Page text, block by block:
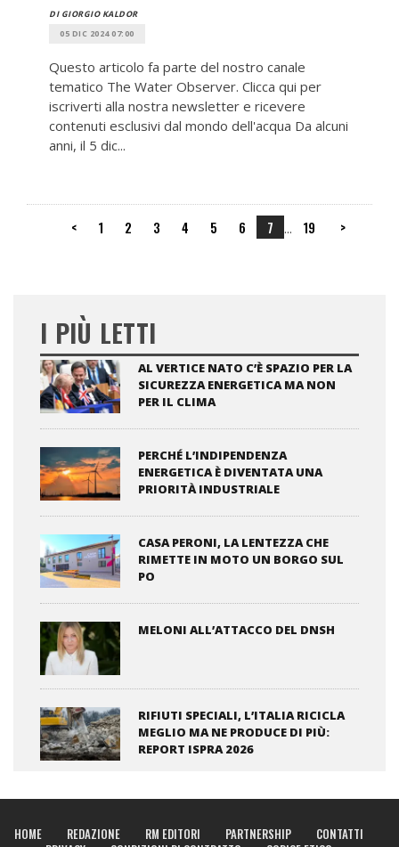
DI GIORGIO KALDOR
05 DIC 2024 07:00
Questo articolo fa parte del nostro canale
tematico The Water Observer. Clicca qui per
iscriverti alla nostra newsletter e ricevere
contenuti esclusivi dal mondo dell'acqua Da alcuni
anni, il 5 dic...
< 1 2 3 4 5 6 7 ... 19 >
I PIÙ LETTI
AL VERTICE NATO C’È SPAZIO PER LA
SICUREZZA ENERGETICA MA NON
PER IL CLIMA
PERCHÉ L’INDIPENDENZA
ENERGETICA È DIVENTATA UNA
PRIORITÀ INDUSTRIALE
CASA PERONI, LA LENTEZZA CHE
RIMETTE IN MOTO UN BORGO SUL
PO
MELONI ALL’ATTACCO DEL DNSH
RIFIUTI SPECIALI, L’ITALIA RICICLA
MEGLIO MA NE PRODUCE DI PIÙ:
REPORT ISPRA 2026
HOME REDAZIONE RM EDITORI PARTNERSHIP
CONTATTI